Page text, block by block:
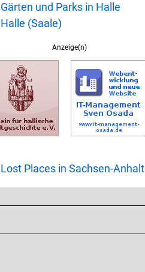
Gärten und Parks in Halle
Halle (Saale)
Anzeige(n)
Lost Places in Sachsen-Anhalt